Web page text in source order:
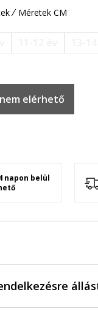
Méretek CM
elérhető
napon belül